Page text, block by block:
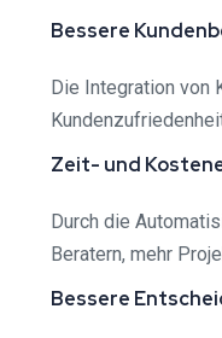
Bessere
Die Integration von
Zeit- und
Durch die
Beratern, mehr
Bessere